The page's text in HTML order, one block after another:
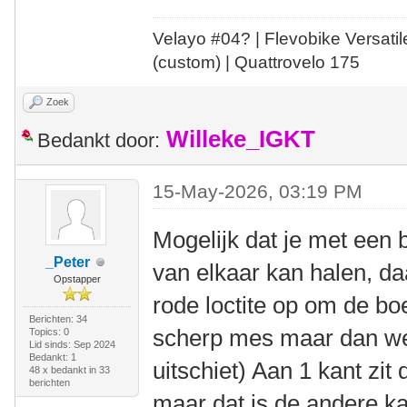
Velayo #04? | Flevobike
(custom) | Quattrovelo 175
Zoek
Bedankt door: Willeke_IGKT
_Peter
Opstapper
Berichten: 34
Topics: 0
Lid sinds: Sep 2024
Bedankt: 1
48 x bedankt in 33
berichten
15-May-2026, 03:19 PM
Mogelijk dat je met een
van elkaar kan halen,
rode loctite op om de
scherp mes maar dan
uitschiet) Aan 1 kant zit